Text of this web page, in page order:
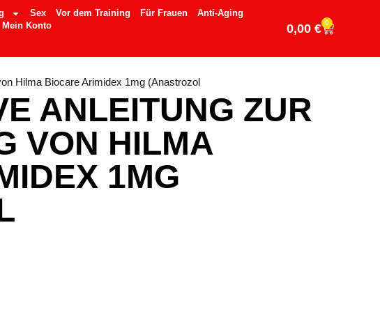
Sex Vor dem Training Für Frauen
Anti-Aging
Mein Konto 0,00 € 0
Hilma Biocare Arimidex 1mg (Anastrozol
ANLEITUNG ZUR
VON HILMA
1MG